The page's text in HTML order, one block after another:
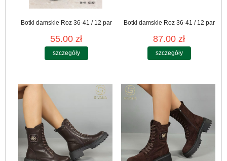
Botki damskie Roz 36-41 / 12 par
55.00 zł
szczegóły
Botki damskie Roz 36-41 / 12 par
87.00 zł
szczegóły